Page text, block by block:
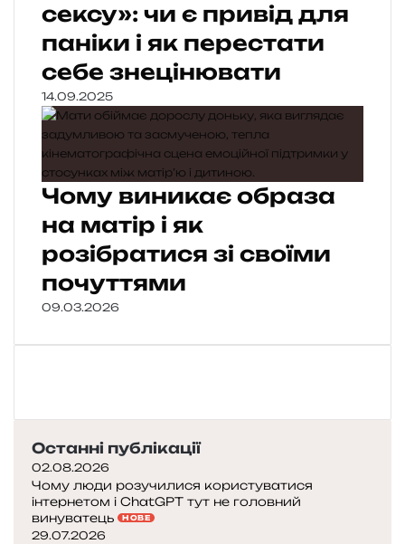
сексу»: чи є привід для
паніки і як перестати
себе знецінювати
14.09.2025
Чому виникає образа
на матір і як
розібратися зі своїми
почуттями
09.03.2026
Останні публікації
02.08.2026
Чому люди розучилися користуватися
інтернетом і ChatGPT тут не головний
винуватець
НОВЕ
29.07.2026